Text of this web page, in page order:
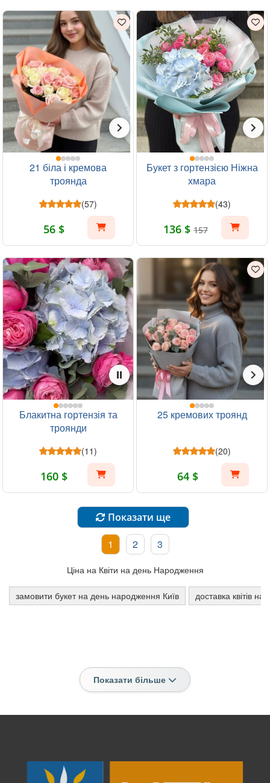
21 біла і кремова
троянда
(57)
56 $
Букет з гортензією Ніжна
хмара
(43)
136 $ 157
Блакитна гортензія та
троянди
(11)
160 $
25 кремових троянд
(20)
64 $
Показати ще
1 2 3
Ціна на Квіти на день Народження
замовити букет на день народження Київ доставка квітів
Показати більше